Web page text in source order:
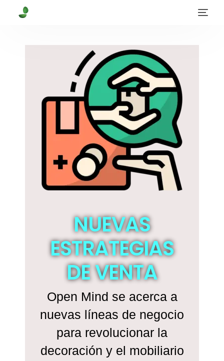
NUEVAS
ESTRATEGIAS
DE VENTA
Open Mind se acerca a
nuevas líneas de negocio
para revolucionar la
decoración y el mobiliario